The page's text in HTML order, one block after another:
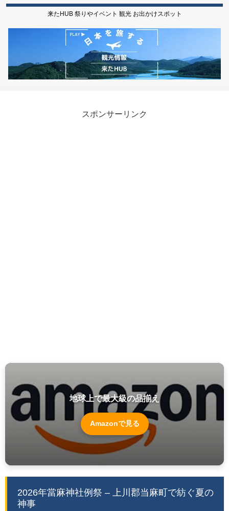
来たHUB 祭りやイベント 観光 お出かけスポット
スポンサーリンク
地球上で最大級の品揃え
Amazonで見る
2026年當麻神社例祭 – 上川郡当麻町で紡ぐ夏の
神事